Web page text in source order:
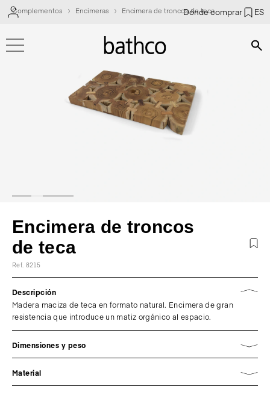
Dónde comprar ES
Complementos Encimeras Encimera de troncos de teca
Encimera de troncos
de teca
Ref. 8215
Descripción
Madera maciza de teca en formato natural. Encimera de gran
resistencia que introduce un matiz orgánico al espacio.
Dimensiones y peso
Material